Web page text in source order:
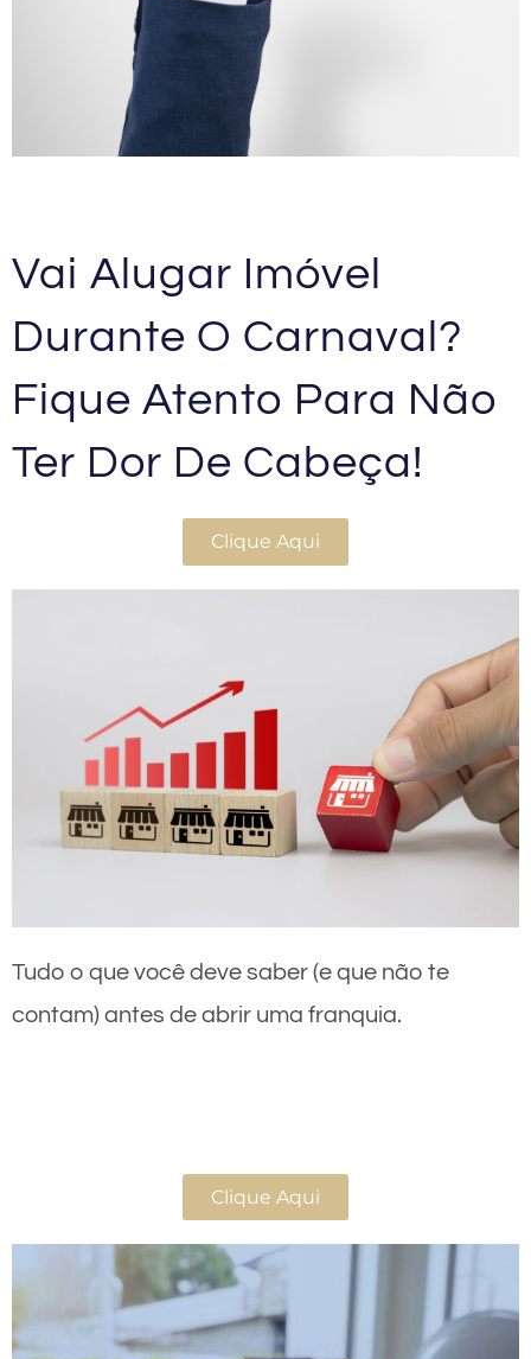
Vai Alugar Imóvel
Durante O Carnaval?
Fique Atento Para Não
Ter Dor De Cabeça!
Clique Aqui
Tudo o que você deve saber (e que não te
contam) antes de abrir uma franquia.
Clique Aqui